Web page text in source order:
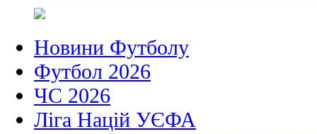
Новини Футболу
Футбол 2026
ЧС 2026
Ліга Націй УЄФА